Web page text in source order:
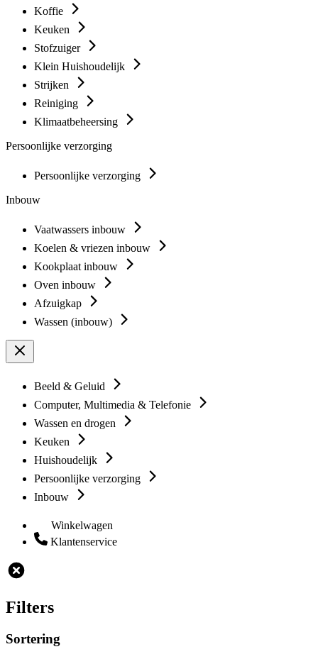
Koffie
Keuken
Stofzuiger
Klein Huishoudelijk
Strijken
Reiniging
Klimaatbeheersing
Persoonlijke verzorging
Persoonlijke verzorging
Inbouw
Vaatwassers inbouw
Koelen & vriezen inbouw
Kookplaat inbouw
Oven inbouw
Afzuigkap
Wassen (inbouw)
Beeld & Geluid
Computer, Multimedia & Telefonie
Wassen en drogen
Keuken
Huishoudelijk
Persoonlijke verzorging
Inbouw
Winkelwagen
Klantenservice
Filters
Sortering